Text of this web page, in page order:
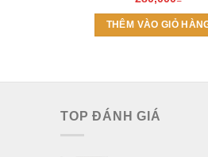
THÊM VÀO GIỎ
TOP ĐÁNH GIÁ